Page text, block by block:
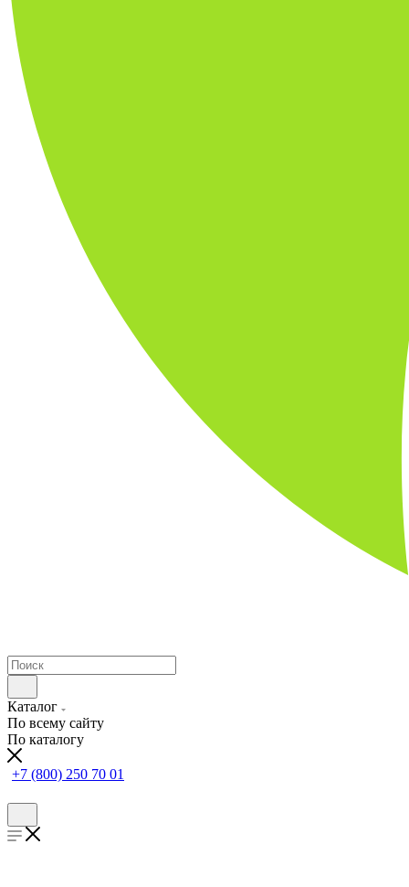
Каталог
По всему сайту
По каталогу
+7 (800) 250 70 01